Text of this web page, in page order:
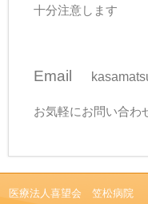
十分注意します
Email
お気軽にお問い合わ
医療法人喜望会 笠松病院